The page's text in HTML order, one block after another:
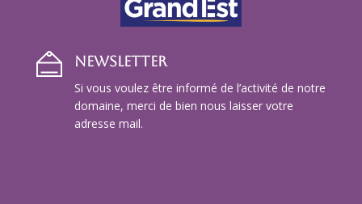
NEWSLETTER
Si vous voulez être informé de l’activité de notre
domaine, merci de bien nous laisser votre
adresse mail.